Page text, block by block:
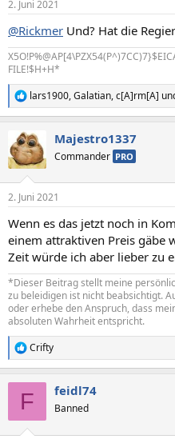
e
:
2. Juni 2021
@Rickmer Und? Hat die
FILE!$H+H*
R
e
k
t
i
e
:
lars1900,Galatian,c[A]rm[A]
Majestro1337
Commander PRO
2. Juni 2021
Wenn es das jetzt noch in
einem attraktiven Preis gäbe
Zeit würde ich aber lieber zu
*Dieser Beitrag stellt meine
zu beleidigen ist nicht beabsichtigt.
oder erhebe den Anspruch, dass
absoluten Wahrheit entspricht.
R
e
Crifty
F feidl74
Banned